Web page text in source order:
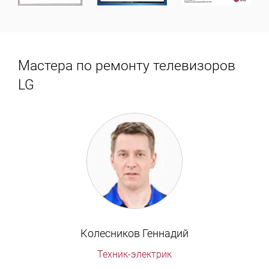
Мастера по ремонту телевизоров
LG
Колесников Геннадий
Техник-электрик